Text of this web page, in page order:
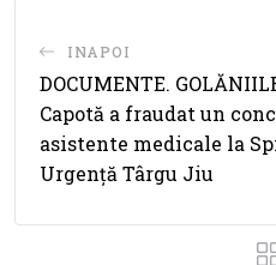
INAPOI
DOCUMENTE.
Capotă a fraudat un
asistente medicale la
Urgență Târgu Jiu